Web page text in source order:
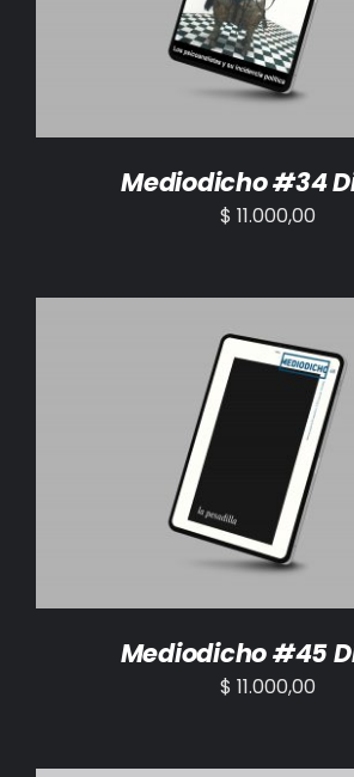
Mediodicho #34
$ 11.000,00
AÑADIR AL CARRITO /
Mediodicho #45
$ 11.000,00